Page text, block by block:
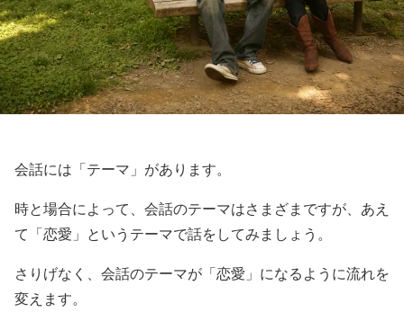
会話には「テーマ」があります。
時と場合によって、会話のテーマはさまざまですが、あえ
て「恋愛」というテーマで話をしてみましょう。
さりげなく、会話のテーマが「恋愛」になるように流れを
変えます。